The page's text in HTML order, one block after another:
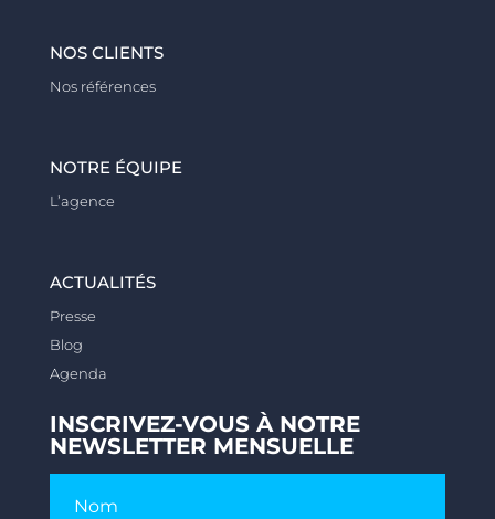
NOS CLIENTS
Nos références
NOTRE ÉQUIPE
L’agence
ACTUALITÉS
Presse
Blog
Agenda
INSCRIVEZ-VOUS À NOTRE
NEWSLETTER MENSUELLE